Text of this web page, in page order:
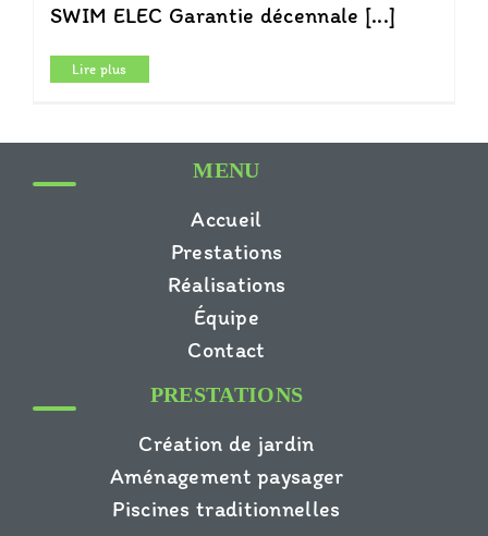
SWIM ELEC Garantie décennale [...]
Lire plus
MENU
Accueil
Prestations
Réalisations
Équipe
Contact
PRESTATIONS
Création de jardin
Aménagement paysager
Piscines traditionnelles